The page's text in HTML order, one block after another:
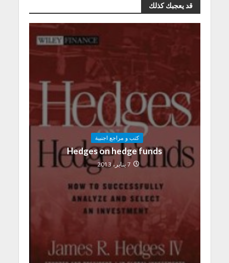
قد يعجبك كذلك
كتب و مراجع اجنبية
Hedges on hedge funds
7 يناير، 2013